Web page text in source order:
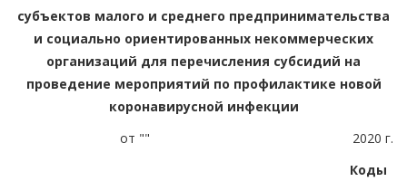
субъектов малого и среднего предпринимательства
и социально ориентированных некоммерческих
организаций для перечисления субсидий на
проведение мероприятий по профилактике новой
коронавирусной инфекции
от ""
2020 г.
Коды